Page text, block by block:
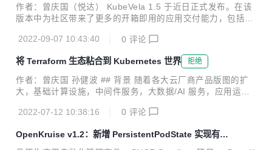
用场景来讲述如何探索和实践云原生时代新一代 PaaS 平台持
续交付能力的落地。 BizWorks 介绍 BizWorks(https://bizwor
业应用发布平台
作者：曾庆国（悦达） KubeVela 1.5 于近日正式发布。在该
版本中为社区带来了更多的开箱即用的应用交付能力，包括新
浏览器；增强的金丝雀发布；优化多环境应用交付工作流等。
进一步提升和打磨了 KubeVela 作为应用交付平台的高扩展性
体验。另外，社区也正式开始推动项目提级到 CNCF Incubati
on 阶段，同时在多次社区会议中听取了多个社区标杆用户的
实践分享，这也证明了社区的良性发展。项目的成熟度，采纳
贡献。 KubeVela 近一年来发布了五个大...
2022-09-07 10:43:40 0 评论
将 Terraform 生态粘合到 Kubernetes 世界 拒绝
作者：曾庆国 孙健波 ## 背景 随着各大云厂商产品版图的扩
大，基础计算设施，中间件服务，大数据/AI 服务，应用运维
也有不少企业基于不同云厂商的服务作为基础来建设自己的企
近年来盛行，其中 Terrafrom 更是成功得到了几乎所有的云厂
2022-07-12 10:38:16 0 评论
OpenKruise v1.2：新增 PersistentPodState 实现有状
态 Pod 拓扑固定与 IP 复用